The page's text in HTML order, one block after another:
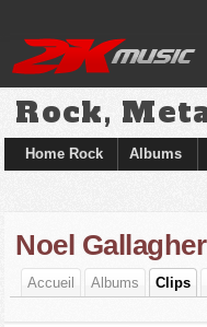
Rock,
Home Rock Albums
Noel Gallagher
Accueil Albums Clips